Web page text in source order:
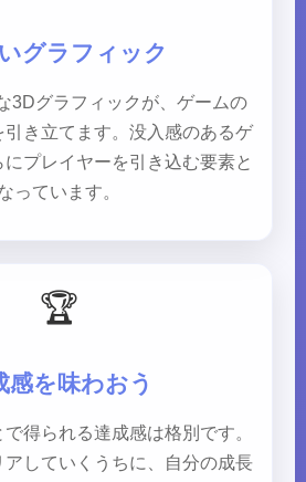
グラフィック
3Dグラフィックが、ゲームの
き立てます。没入感のあるゲ
プレイヤーを引き込む要素と
っています。
🏆
感を味わおう
得られる達成感は格別です。
アしていくうちに、自分の成長